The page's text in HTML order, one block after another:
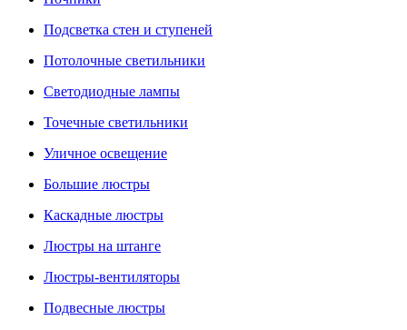
Подсветка стен и ступеней
Потолочные светильники
Светодиодные лампы
Точечные светильники
Уличное освещение
Большие люстры
Каскадные люстры
Люстры на штанге
Люстры-вентиляторы
Подвесные люстры